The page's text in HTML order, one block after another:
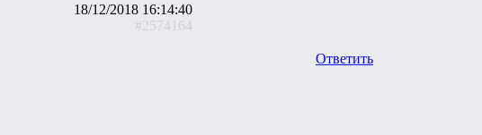
18/12/2018 16:14:40
#2574164
Ответить